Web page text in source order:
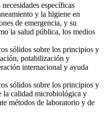
específicas
y la higiene en
de emergencia, y su
la salud pública, los medios
sólidos sobre los principios y
potabilización y
internacional y ayuda
sólidos sobre los principios y
la calidad microbiológica y
métodos de laboratorio y de